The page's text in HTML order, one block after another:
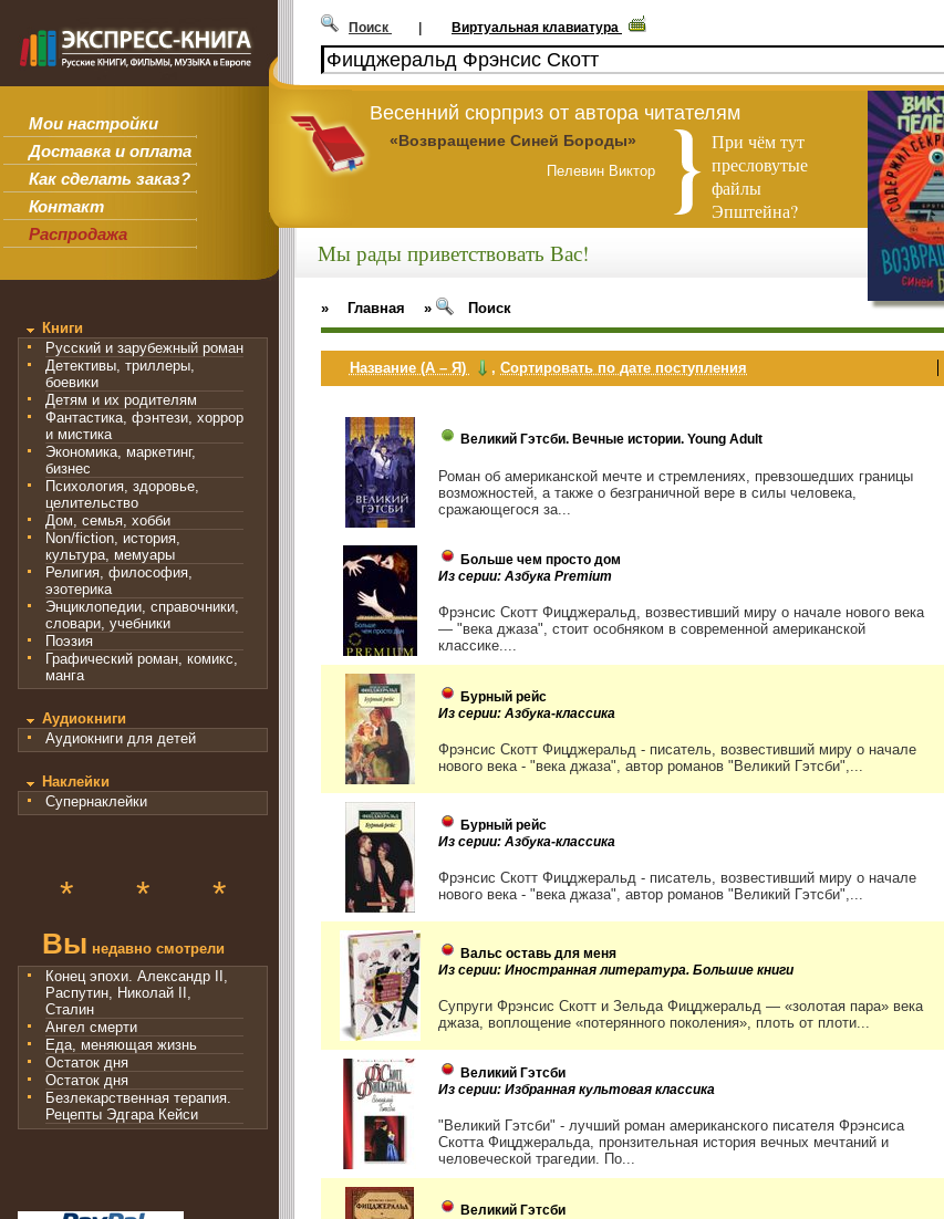
Мои настройки
Доставка и оплата
Как сделать заказ?
Контакт
Распродажа
Поиск | Виртуальная клавиатура
Весенний сюрприз от автора читателям
«Возвращение Синей Бороды»
Пелевин Виктор
При чём тут
пресловутые
файлы
Эпштейна?
Книги
Русский и зарубежный роман
Детективы, триллеры,
боевики
Детям и их родителям
Фантастика, фэнтези, хоррор
и мистика
Экономика, маркетинг,
бизнес
Психология, здоровье,
целительство
Дом, семья, хобби
Non/fiction, история,
культура, мемуары
Религия, философия,
эзотерика
Энциклопедии, справочники,
словари, учебники
Поэзия
Графический роман, комикс,
манга
Аудиокниги
Аудиокниги для детей
Наклейки
Супернаклейки
* * *
Вы недавно смотрели
Конец эпохи. Александр II,
Распутин, Николай II,
Сталин
Ангел смерти
Еда, меняющая жизнь
Остаток дня
Остаток дня
Безлекарственная терапия.
Рецепты Эдгара Кейси
Мы рады приветствовать Вас!
» Главная » Поиск
Название (А – Я) ,Сортировать по дате поступления
Великий Гэтсби. Вечные истории. Young Adult
Роман об американской мечте и стремлениях, превзошедших границы
возможностей, а также о безграничной вере в силы человека,
сражающегося за...
Больше чем просто дом
Из серии: Азбука Premium
Фрэнсис Скотт Фицджеральд, возвестивший миру о начале нового века
— "века джаза", стоит особняком в современной американской
классике....
Бурный рейс
Из серии: Азбука-классика
Фрэнсис Скотт Фицджеральд - писатель, возвестивший миру о начале
нового века - "века джаза", автор романов "Великий Гэтсби",...
Бурный рейс
Из серии: Азбука-классика
Фрэнсис Скотт Фицджеральд - писатель, возвестивший миру о начале
нового века - "века джаза", автор романов "Великий Гэтсби",...
Вальс оставь для меня
Из серии: Иностранная литература. Большие книги
Супруги Фрэнсис Скотт и Зельда Фицджеральд — «золотая пара» века
джаза, воплощение «потерянного поколения», плоть от плоти...
Великий Гэтсби
Из серии: Избранная культовая классика
"Великий Гэтсби" - лучший роман американского писателя Фрэнсиса
Скотта Фицджеральда, пронзительная история вечных мечтаний и
человеческой трагедии. По...
Великий Гэтсби